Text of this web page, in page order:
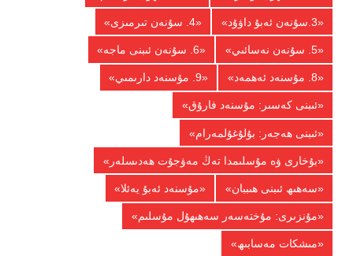
«3.سۇنەن ئەبۇ داۋۇد» «4. سۇنەن تىرمىزى»
«5. سۇنەن نەسائىي» «6. سۇنەن ئىبنى ماجە»
«8. مۇسنەد ئەھمەد» «9. مۇسنەد دارىمىي»
«ئىبنى كەسىر: مۇسنەد فارۇق»
«ئىبنى ھەجەر: بۇلۇغۇلمەرام»
«بۇخارى ۋە مۇسلىمدا تەڭ مەۋجۇت ھەدىسلەر»
«سەھىھ ئىبنى ھىببان» «مۇسنەد ئەبۇ يەئلا»
«مۇنزىرى: مۇختەسەر سەھىھۇل مۇسلىم»
«مىشكات مەسابىھ»